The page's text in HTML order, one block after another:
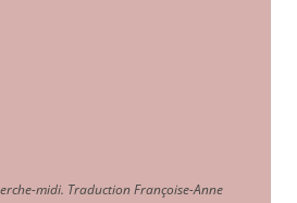
midi. Traduction Françoise-Anne